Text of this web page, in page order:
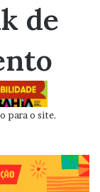
de
para o site.